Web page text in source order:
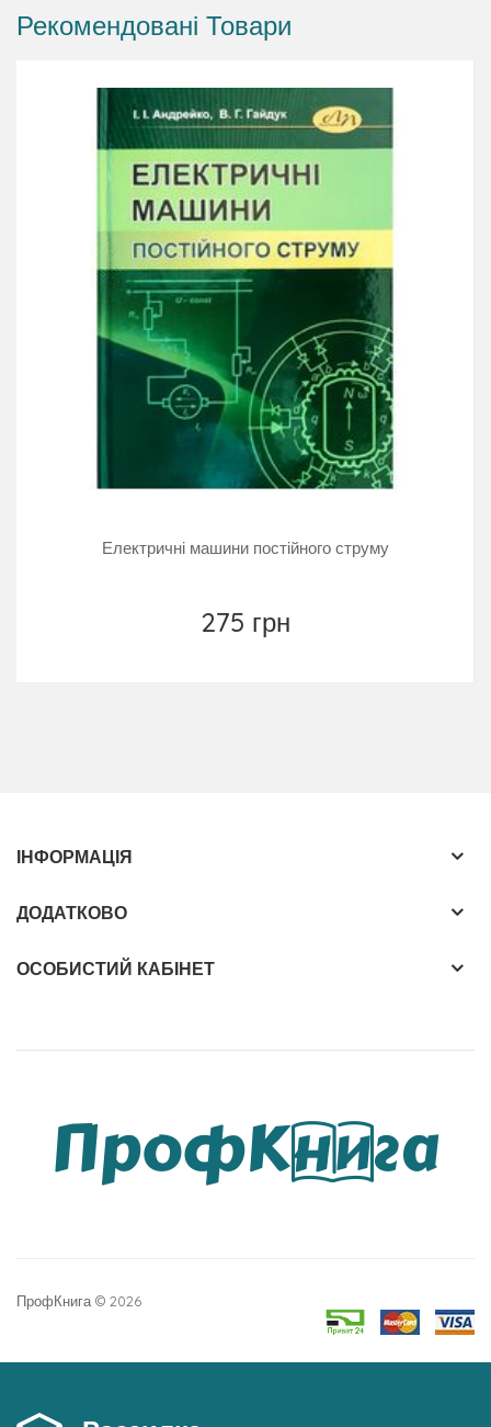
Рекомендовані Товари
Електричні машини постійного струму
275 грн
ІНФОРМАЦІЯ
ДОДАТКОВО
ОСОБИСТИЙ КАБІНЕТ
ПрофКнига © 2026